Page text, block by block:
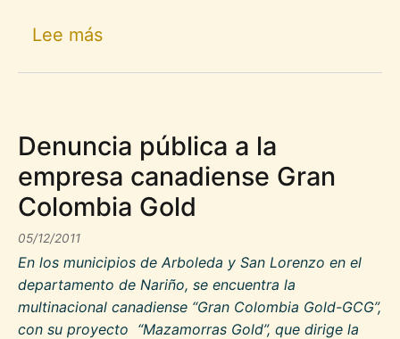
Lee mássobre Familias campesinas del
Denuncia pública a la
empresa canadiense Gran
Colombia Gold
05/12/2011
En los municipios de Arboleda y San Lorenzo en el
departamento de Nariño, se encuentra la
multinacional canadiense “Gran Colombia Gold-GCG”,
con su proyecto “Mazamorras Gold”, que dirige la